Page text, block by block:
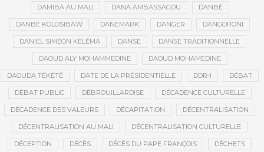
DAMIBA AU MALI DANA AMBASSAGOU DANBÉ
DANBÉ KOLOSIBAW DANEMARK DANGER DANGORONI
DANIEL SIMÉON KÉLÉMA DANSE DANSE TRADITIONNELLE
DAOUD ALY MOHAMMEDINE DAOUD MOHAMEDINE
DAOUDA TÉKÉTÉ DATE DE LA PRÉSIDENTIELLE DDR-I DÉBAT
DÉBAT PUBLIC DÉBROUILLARDISE DÉCADENCE CULTURELLE
DÉCADENCE DES VALEURS DÉCAPITATION DÉCENTRALISATION
DÉCENTRALISATION AU MALI DÉCENTRALISATION CULTURELLE
DÉCEPTION DÉCÈS DÉCÈS DU PAPE FRANÇOIS DÉCHETS